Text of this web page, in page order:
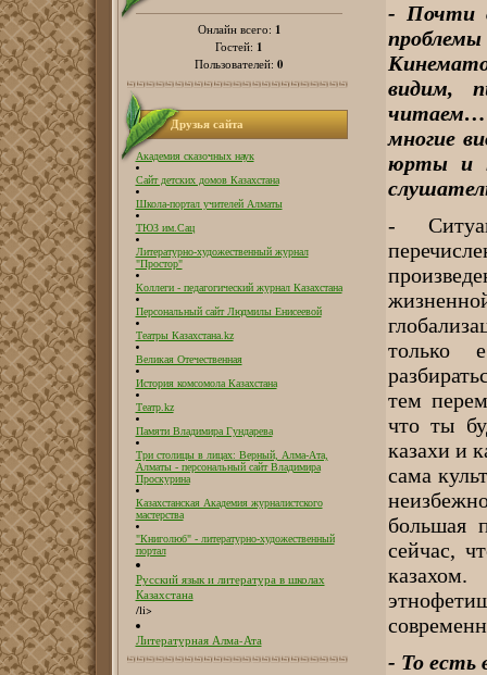
Онлайн всего: 1
Гостей: 1
Пользователей: 0
Друзья сайта
Академия сказочных наук
Сайт детских домов Казахстана
Школа-портал учителей Алматы
ТЮЗ им.Сац
Литературно-художественный журнал
"Простор"
Коллеги - педагогический журнал Казахстана
Персональный сайт Людмилы Енисеевой
Театры Казахстана.kz
Великая Отечественная
История комсомола Казахстана
Театр.kz
Памяти Владимира Гундарева
Три столицы в лицах: Верный, Алма-Ата,
Алматы - персональный сайт Владимира
Проскурина
Казахстанская Академия журналистского
мастерства
"Книголюб" - литературно-художественный
портал
Русский язык и литература в школах
Казахстана
/li>
Литературная Алма-Ата
- Почти
видим,
многие
юрты и
-
только
тем
что ты
казахи и
сама
большая
сейчас,
- То есть